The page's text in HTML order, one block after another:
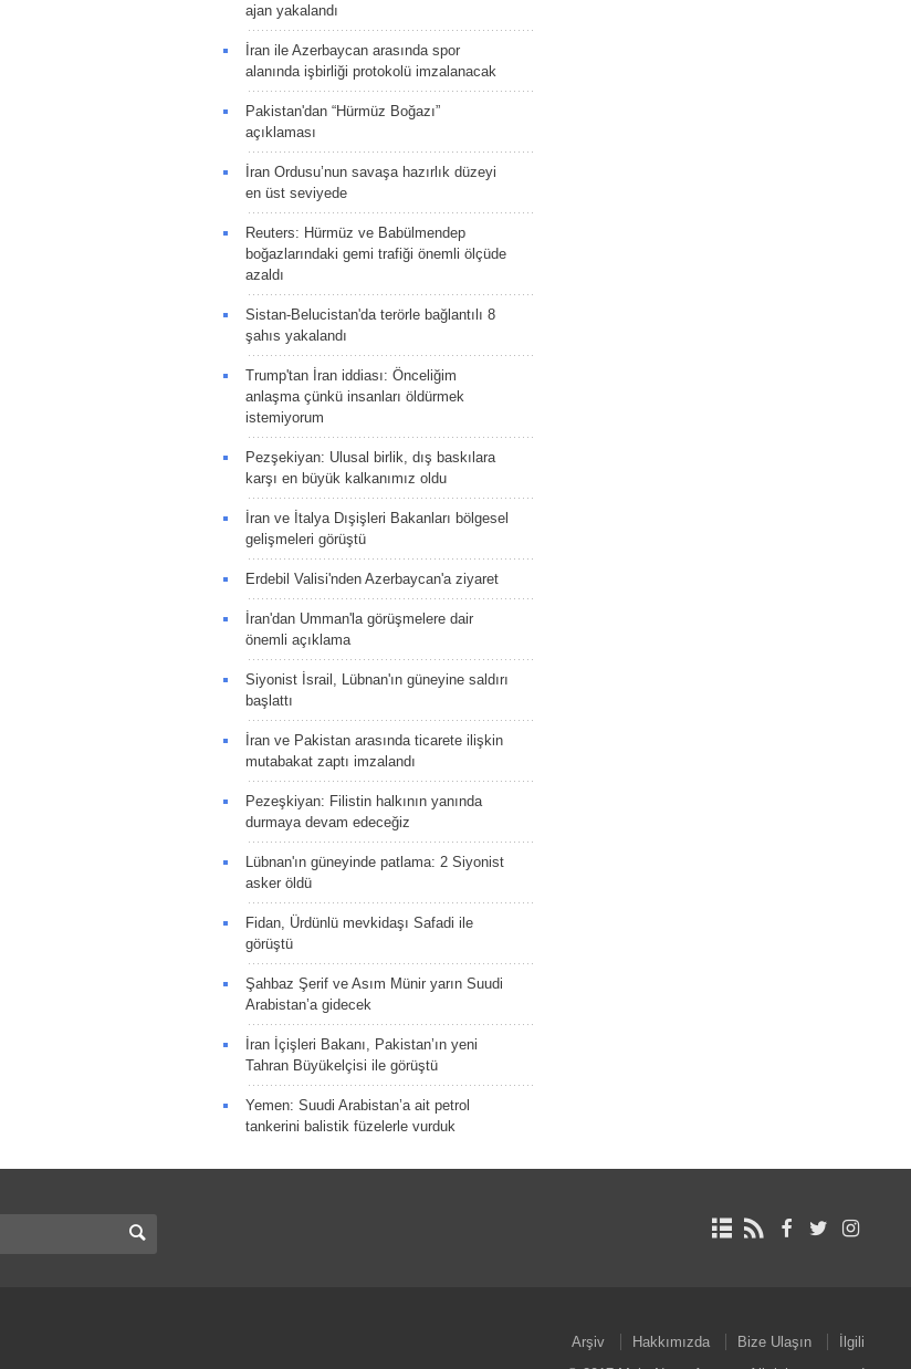
ajan yakalandı
İran ile Azerbaycan arasında spor
alanında işbirliği protokolü imzalanacak
Pakistan'dan “Hürmüz Boğazı”
açıklaması
İran Ordusu’nun savaşa hazırlık düzeyi
en üst seviyede
Reuters: Hürmüz ve Babülmendep
boğazlarındaki gemi trafiği önemli ölçüde
azaldı
Sistan-Belucistan'da terörle bağlantılı 8
şahıs yakalandı
Trump'tan İran iddiası: Önceliğim
anlaşma çünkü insanları öldürmek
istemiyorum
Pezşekiyan: Ulusal birlik, dış baskılara
karşı en büyük kalkanımız oldu
İran ve İtalya Dışişleri Bakanları bölgesel
gelişmeleri görüştü
Erdebil Valisi'nden Azerbaycan'a ziyaret
İran'dan Umman'la görüşmelere dair
önemli açıklama
Siyonist İsrail, Lübnan'ın güneyine saldırı
başlattı
İran ve Pakistan arasında ticarete ilişkin
mutabakat zaptı imzalandı
Pezeşkiyan: Filistin halkının yanında
durmaya devam edeceğiz
Lübnan'ın güneyinde patlama: 2 Siyonist
asker öldü
Fidan, Ürdünlü mevkidaşı Safadi ile
görüştü
Şahbaz Şerif ve Asım Münir yarın Suudi
Arabistan’a gidecek
İran İçişleri Bakanı, Pakistan’ın yeni
Tahran Büyükelçisi ile görüştü
Yemen: Suudi Arabistan’a ait petrol
tankerini balistik füzelerle vurduk
Arşiv Hakkımızda Bize Ulaşın
İlgili